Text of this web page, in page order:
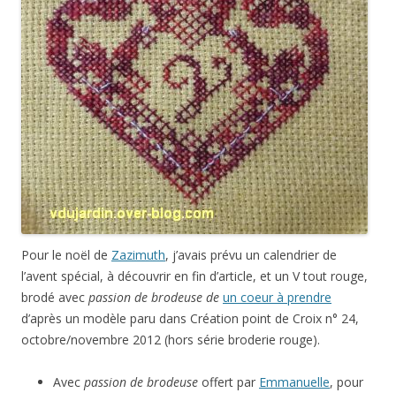
Pour le noël de Zazimuth, j’avais prévu un calendrier de
l’avent spécial, à découvrir en fin d’article, et un V tout rouge,
brodé avec passion de brodeuse de un coeur à prendre
d’après un modèle paru dans Création point de Croix n° 24,
octobre/novembre 2012 (hors série broderie rouge).
Avec passion de brodeuse offert par Emmanuelle, pour